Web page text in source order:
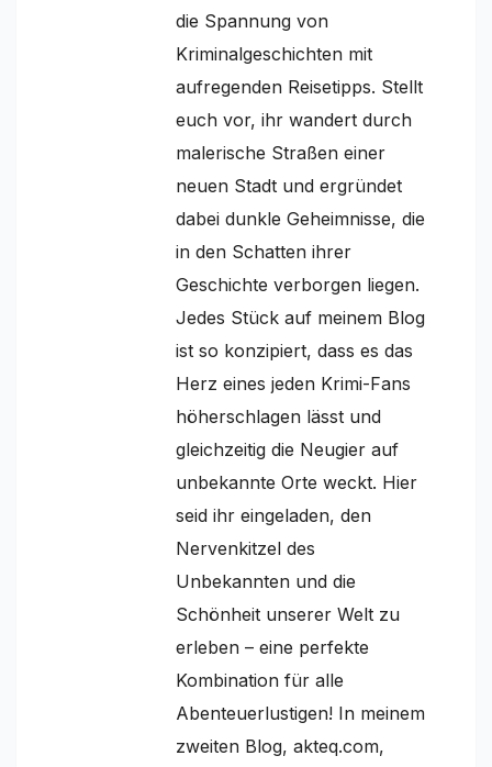
die Spannung von
Kriminalgeschichten mit
aufregenden Reisetipps. Stellt
euch vor, ihr wandert durch
malerische Straßen einer
neuen Stadt und ergründet
dabei dunkle Geheimnisse, die
in den Schatten ihrer
Geschichte verborgen liegen.
Jedes Stück auf meinem Blog
ist so konzipiert, dass es das
Herz eines jeden Krimi-Fans
höherschlagen lässt und
gleichzeitig die Neugier auf
unbekannte Orte weckt. Hier
seid ihr eingeladen, den
Nervenkitzel des
Unbekannten und die
Schönheit unserer Welt zu
erleben – eine perfekte
Kombination für alle
Abenteuerlustigen! In meinem
zweiten Blog, akteq.com,